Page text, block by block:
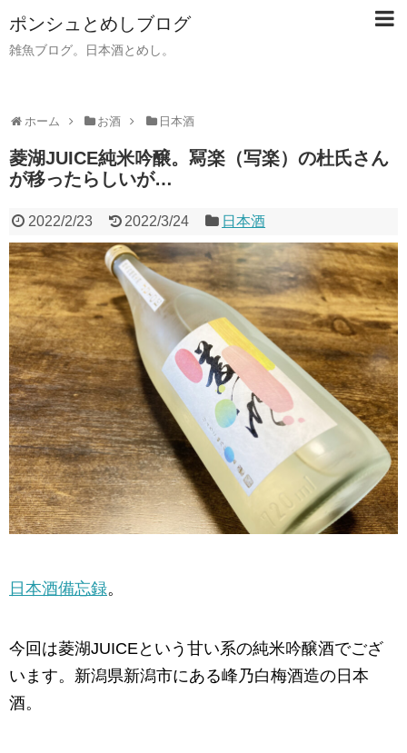
ポンシュとめしブログ
雑魚ブログ。日本酒とめし。
ホーム お酒 日本酒
菱湖JUICE純米吟醸。冩楽（写楽）の杜氏さん
が移ったらしいが…
2022/2/23 2022/3/24 日本酒
日本酒備忘録。
今回は菱湖JUICEという甘い系の純米吟醸酒でござ
います。新潟県新潟市にある峰乃白梅酒造の日本
酒。